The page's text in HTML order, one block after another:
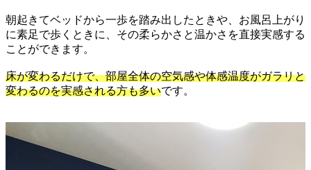
朝起きてベッドから一歩を踏み出したときや、お風呂上がり
に素足で歩くときに、その柔らかさと温かさを直接実感する
ことができます。
床が変わるだけで、部屋全体の空気感や体感温度がガラリと
変わるのを実感される方も多いです。